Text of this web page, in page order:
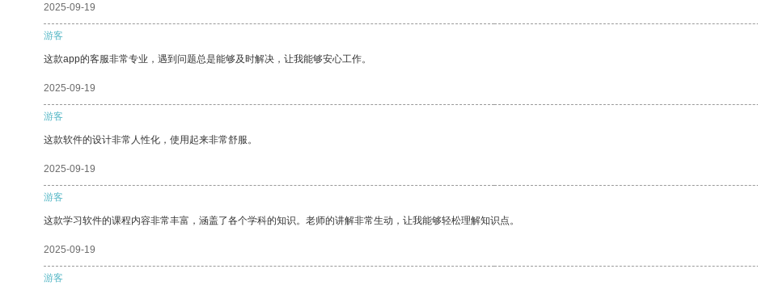
2025-09-19
游客
这款app的客服非常专业，遇到问题总是能够及时解决，让我能够安心工作。
2025-09-19
游客
这款软件的设计非常人性化，使用起来非常舒服。
2025-09-19
游客
这款学习软件的课程内容非常丰富，涵盖了各个学科的知识。老师的讲解非常生动，让我能够轻松理解知识点。
2025-09-19
游客